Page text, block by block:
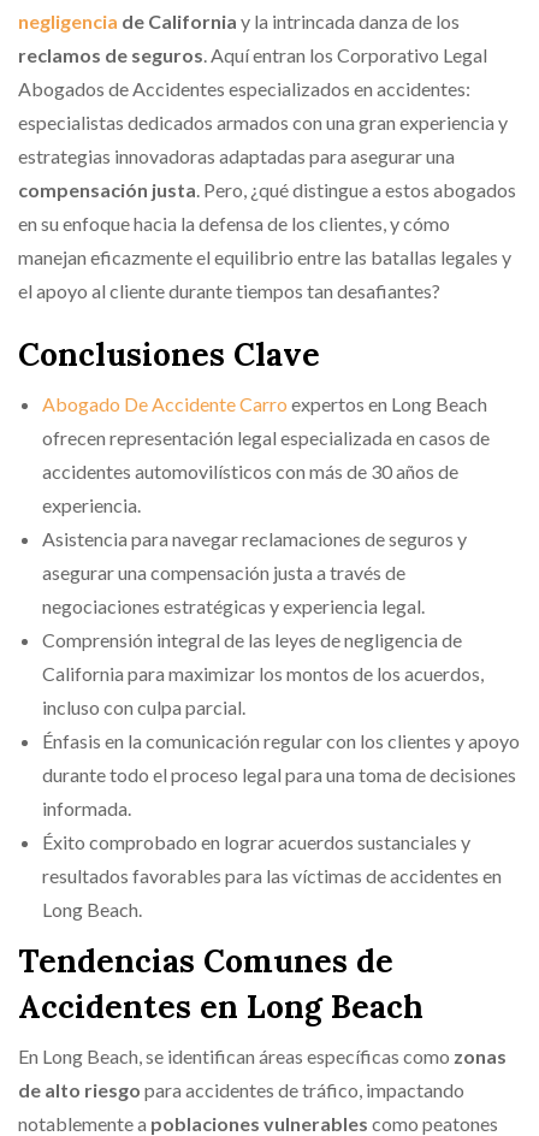
negligencia de California y la intrincada danza de los
reclamos de seguros. Aquí entran los Corporativo Legal
Abogados de Accidentes especializados en accidentes:
especialistas dedicados armados con una gran experiencia y
estrategias innovadoras adaptadas para asegurar una
compensación justa. Pero, ¿qué distingue a estos abogados
en su enfoque hacia la defensa de los clientes, y cómo
manejan eficazmente el equilibrio entre las batallas legales y
el apoyo al cliente durante tiempos tan desafiantes?
Conclusiones Clave
Abogado De Accidente Carro expertos en Long Beach
ofrecen representación legal especializada en casos de
accidentes automovilísticos con más de 30 años de
experiencia.
Asistencia para navegar reclamaciones de seguros y
asegurar una compensación justa a través de
negociaciones estratégicas y experiencia legal.
Comprensión integral de las leyes de negligencia de
California para maximizar los montos de los acuerdos,
incluso con culpa parcial.
Énfasis en la comunicación regular con los clientes y apoyo
durante todo el proceso legal para una toma de decisiones
informada.
Éxito comprobado en lograr acuerdos sustanciales y
resultados favorables para las víctimas de accidentes en
Long Beach.
Tendencias Comunes de
Accidentes en Long Beach
En Long Beach, se identifican áreas específicas como zonas
de alto riesgo para accidentes de tráfico, impactando
notablemente a poblaciones vulnerables como peatones